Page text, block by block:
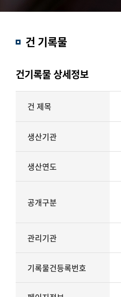
검색건 기록물
건기록물 상세정보
건 제목
생산기관
생산연도
공개구분
관리기관
기록물건등록번호